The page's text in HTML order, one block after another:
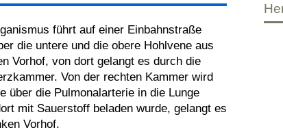
führt auf einer Einbahnstraße
die untere und die obere Hohlvene aus
Vorhof, von dort gelangt es durch die
Von der rechten Kammer wird
über die Pulmonalarterie in die Lunge
mit Sauerstoff beladen wurde, gelangt es
Vorhof.